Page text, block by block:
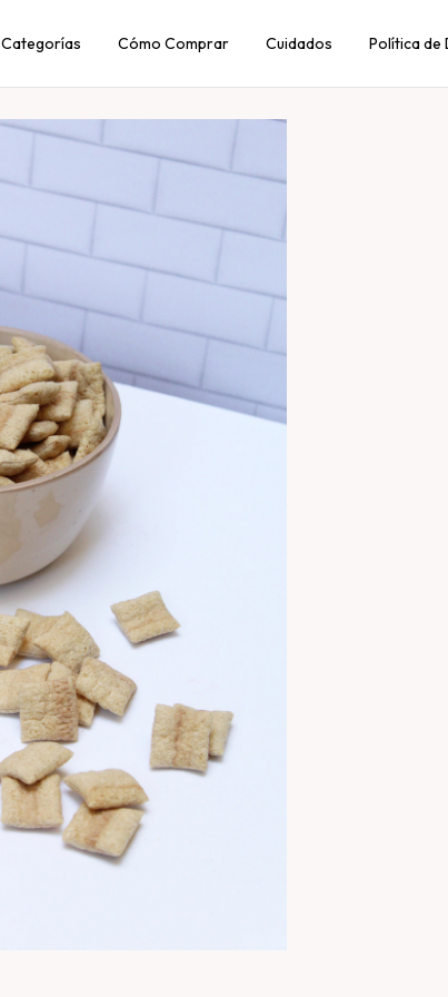
Categorías Cómo Comprar Cuidados Política de